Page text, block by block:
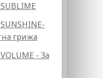
грижа
- За